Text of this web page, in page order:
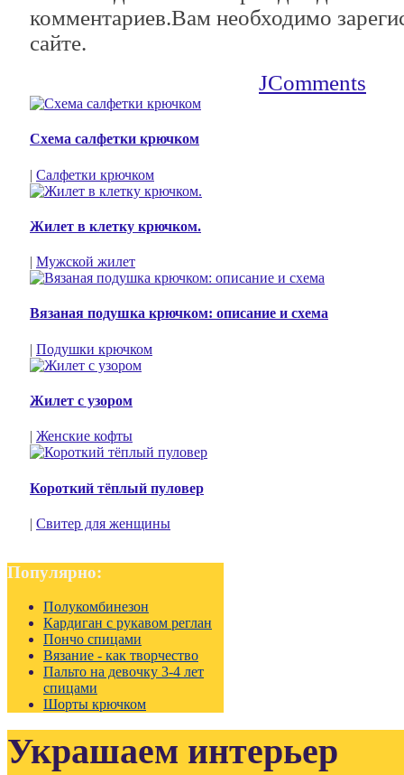
комментариев.Вам необходимо
сайте.
JComments
Схема салфетки крючком
| Салфетки крючком
Жилет в клетку крючком.
| Мужской жилет
Вязаная подушка крючком: описание и схема
| Подушки крючком
Жилет с узором
| Женские кофты
Короткий тёплый пуловер
| Свитер для женщины
Популярно:
Полукомбинезон
Кардиган с рукавом реглан
Пончо спицами
Вязание - как творчество
Пальто на девочку 3-4 лет
спицами
Шорты крючком
Украшаем интерьер